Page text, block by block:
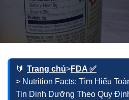
Trang chủ>FDA ✅
> Nutrition Facts: Tìm Hiểu
Tin Dinh Dưỡng Theo Quy